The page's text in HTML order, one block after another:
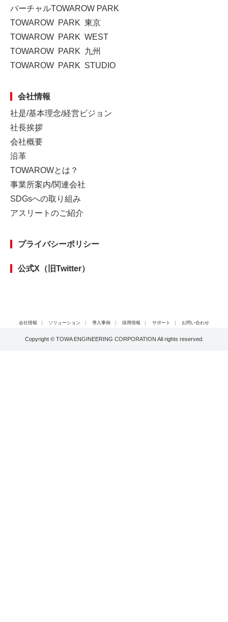
バーチャルTOWAROW PARK
TOWAROW PARK 東京
TOWAROW PARK WEST
TOWAROW PARK 九州
TOWAROW PARK STUDIO
会社情報
社是/基本理念/経営ビジョン
社長挨拶
会社概要
沿革
TOWAROWとは？
事業所案内/関連会社
SDGsへの取り組み
アスリートのご紹介
プライバシーポリシー
公式X（旧Twitter）
会社情報 ソリューション 導入事例 採用情報 サポート お問い合わせ
Copyright © TOWA ENGINEERING CORPORATION All rights reserved.